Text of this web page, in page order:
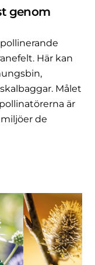
genom
Här kan
Målet
är
de